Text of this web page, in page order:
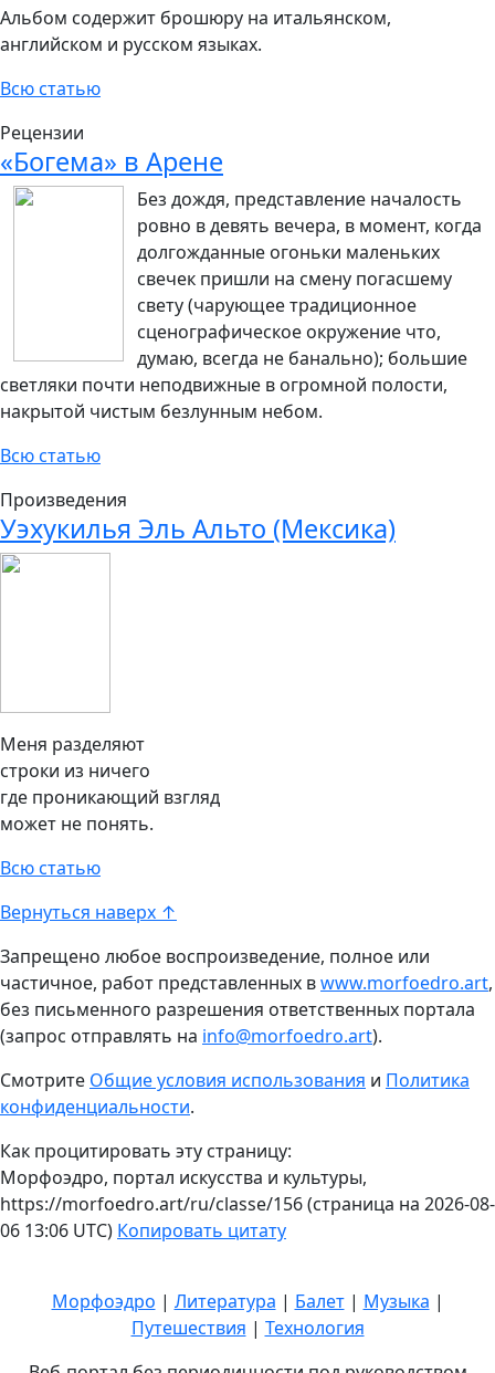
Альбом содержит брошюру на итальянском,
английском и русском языках.
Всю статью
Рецензии
«Богема» в Арене
Без дождя, представление началость
ровно в девять вечера, в момент, когда
долгожданные огоньки маленьких
свечек пришли на смену погасшему
свету (чарующее традиционное
сценографическое окружение что,
думаю, всегда не банально); большие
светляки почти неподвижные в огромной полости,
накрытой чистым безлунным небом.
Всю статью
Произведения
Уэхукилья Эль Альто (Мексика)
Меня разделяют
строки из ничего
где проникающий взгляд
может не понять.
Всю статью
Вернуться наверх ↑
Запрещено любое воспроизведение, полное или
частичное, работ представленных вwww.morfoedro.art,
без письменного разрешения ответственных портала
(запрос отправлять на info@morfoedro.art).
Смотрите Общие условия использования и Политика
конфиденциальности.
Как процитировать эту страницу:
Морфоэдро, портал искусства и культуры,
https://morfoedro.art/ru/classe/156 (страница на 2026-08-
06 13:06 UTC) Копировать цитату
Морфоэдро | Литература | Балет| Музыка |
Путешествия | Технология